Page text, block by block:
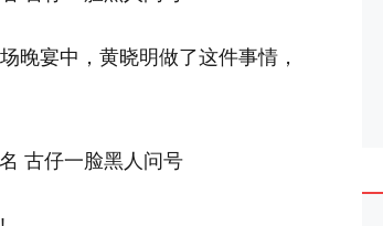
晚宴中，黄晓明做了这件事情，